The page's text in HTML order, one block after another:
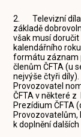
2. Televizní díla
základě
však musí doručit
kalendářního
formátu záznam
členům ČFTA (u
nejvýše čtyři
Provozovatel
ČFTA v některé
Prezídium ČFTA
Provozovatelům,
k doplnění